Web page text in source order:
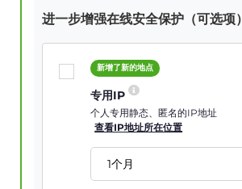
进一步增强在线安全保护（可选项）
新增了新的地点
专用IP
个人专用静态、匿名的IP地址
查看IP地址所在位置
1个月